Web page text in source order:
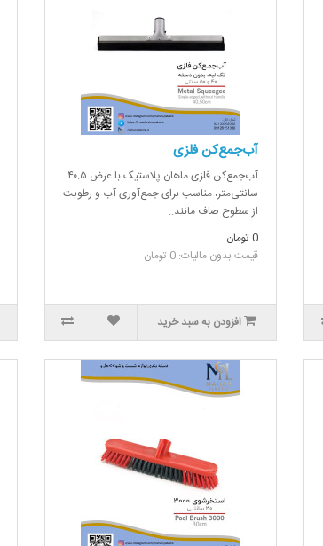
آب‌جمع‌کن فلزی
آب‌جمع‌کن فلزی ماهان پلاستیک با عرض ۴۰.۵
سانتی‌متر، مناسب برای جمع‌آوری آب و رطوبت
از سطوح صاف مانند..
0 تومان
قیمت بدون مالیات: 0 تومان
افزودن به سبد خرید